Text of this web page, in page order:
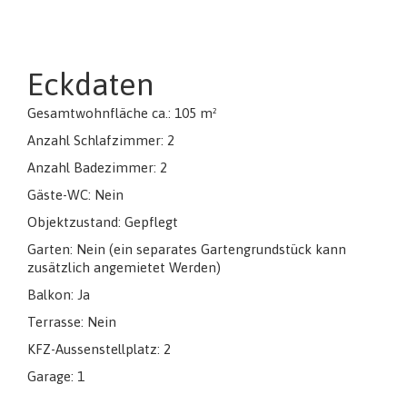
Eckdaten
Gesamtwohnfläche ca.: 105 m²
Anzahl Schlafzimmer: 2
Anzahl Badezimmer: 2
Gäste-WC: Nein
Objektzustand: Gepflegt
Garten: Nein (ein separates Gartengrundstück kann
zusätzlich angemietet Werden)
Balkon: Ja
Terrasse: Nein
KFZ-Aussenstellplatz: 2
Garage: 1